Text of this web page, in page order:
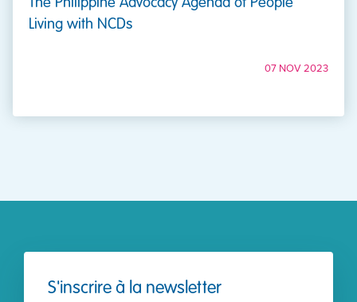
Living with NCDs
07 NOV 2023
S'inscrire à la newsletter